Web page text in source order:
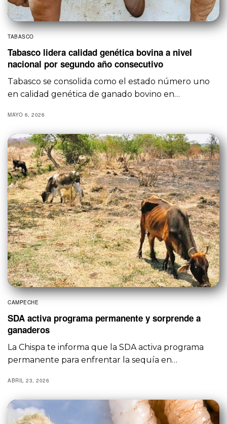
TABASCO
Tabasco lidera calidad genética bovina a nivel
nacional por segundo año consecutivo
Tabasco se consolida como el estado número uno
en calidad genética de ganado bovino en…
MAYO 6, 2026
CAMPECHE
SDA activa programa permanente y sorprende a
ganaderos
La Chispa te informa que la SDA activa programa
permanente para enfrentar la sequía en…
ABRIL 23, 2026